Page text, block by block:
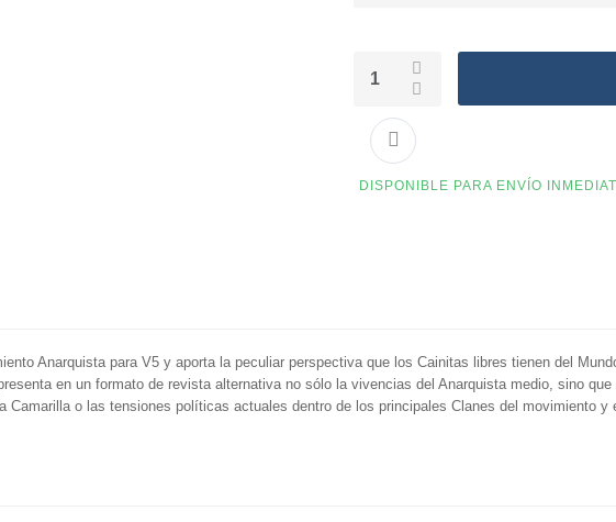
DISPONIBLE PARA ENVÍO
Anarquista para V5 y aporta la peculiar perspectiva que los Cainitas libres tienen del
en un formato de revista alternativa no sólo la vivencias del Anarquista medio, sino
Camarilla o las tensiones políticas actuales dentro de los principales Clanes del movimiento y